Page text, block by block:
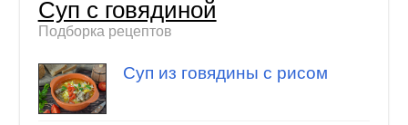
Суп с говядиной
Подборка рецептов
Суп из говядины с рисом